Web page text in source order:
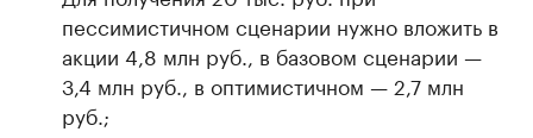
пессимистичном сценарии нужно вложить в
акции 4,8 млн руб., в базовом сценарии —
3,4 млн руб., в оптимистичном — 2,7 млн
руб.;